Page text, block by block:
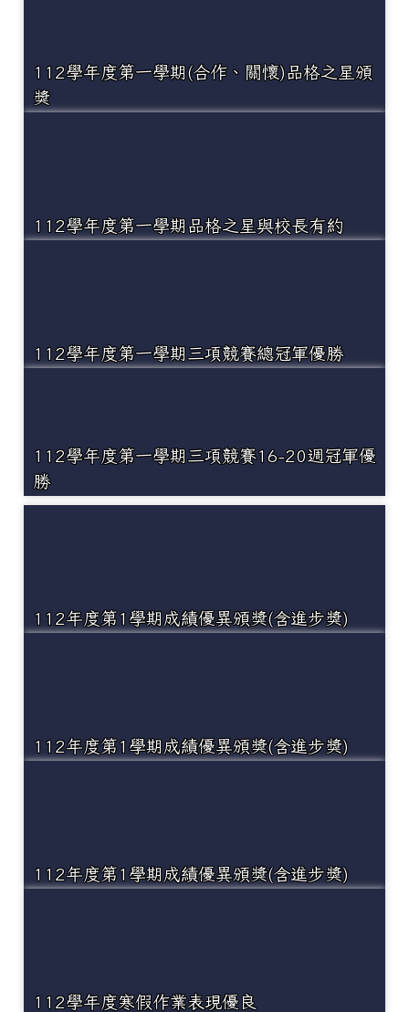
112學年度第一學期(合作、關懷)品格之星頒
獎
112學年度第一學期品格之星與校長有約
112學年度第一學期三項競賽總冠軍優勝
112學年度第一學期三項競賽16-20週冠軍優
勝
112年度第1學期成績優異頒獎(含進步獎)
112年度第1學期成績優異頒獎(含進步獎)
112年度第1學期成績優異頒獎(含進步獎)
112學年度寒假作業表現優良